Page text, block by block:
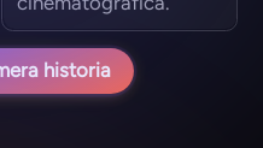
historia